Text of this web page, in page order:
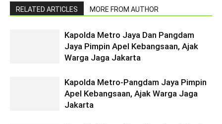
RELATED ARTICLES MORE FROM AUTHOR
Kapolda Metro Jaya Dan Pangdam
Jaya Pimpin Apel Kebangsaan, Ajak
Warga Jaga Jakarta
Kapolda Metro-Pangdam Jaya Pimpin
Apel Kebangsaan, Ajak Warga Jaga
Jakarta